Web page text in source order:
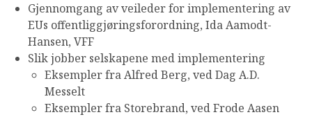
Gjennomgang av veileder for implementering av
EUs offentliggjøringsforordning, Ida Aamodt-
Hansen, VFF
Slik jobber selskapene med implementering
Eksempler fra Alfred Berg, ved Dag A.D.
Messelt
Eksempler fra Storebrand, ved Frode Aasen